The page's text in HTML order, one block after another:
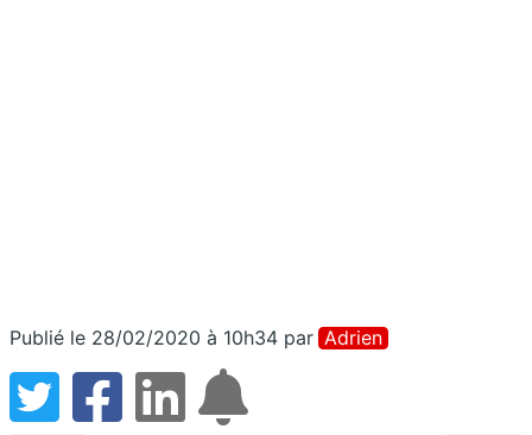
Publié le 28/02/2020 à 10h34 par Adrien